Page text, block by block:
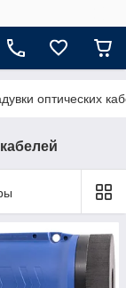
оптических